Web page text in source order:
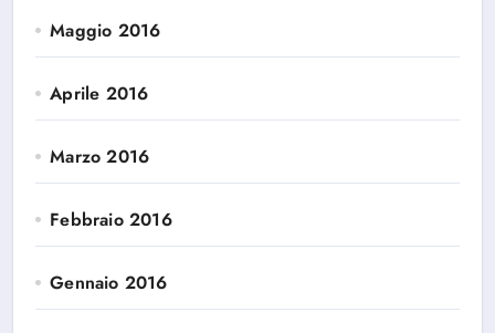
Maggio 2016
Aprile 2016
Marzo 2016
Febbraio 2016
Gennaio 2016